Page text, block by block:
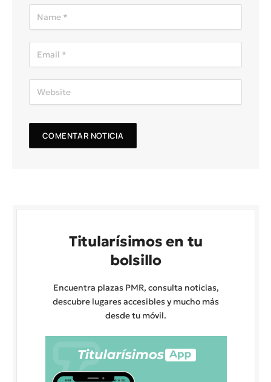
Titularísimos en tu
bolsillo
Encuentra plazas PMR, consulta noticias,
descubre lugares accesibles y mucho más
desde tu móvil.